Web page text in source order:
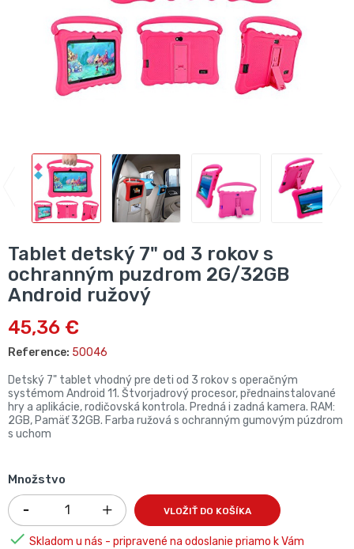
Tablet detský 7" od 3 rokov s
ochranným puzdrom 2G/32GB
Android ružový
45,36 €
Reference: 50046
Detský 7" tablet vhodný pre deti od 3 rokov s operačným
systémom Android 11. Štvorjadrový procesor, přednainstalované
hry a aplikácie, rodičovská kontrola. Predná i zadná kamera. RAM:
2GB, Pamäť 32GB. Farba ružová s ochranným gumovým púzdrom
s uchom
Množstvo
VLOŽIŤ DO KOŠÍKA
 Skladom u nás - pripravené na odoslanie priamo k Vám